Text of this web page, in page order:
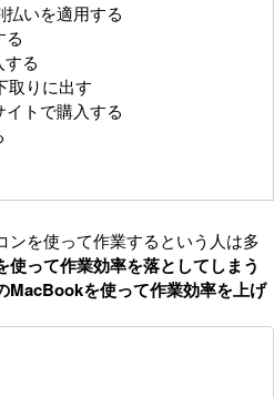
いを適用する
る
する
取りに出す
トで購入する
ンを使って作業するという人は多
使って作業効率を落としてしまう
MacBookを使って作業効率を上げ